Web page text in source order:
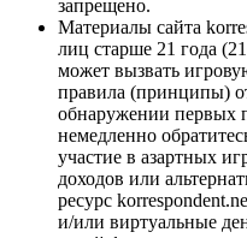
запрещено.
Материалы сайта
лиц старше 21 года
может вызвать
правила (принципы)
обнаружении первых
немедленно
участие в азартных
доходов или
ресурс
и/или виртуальные